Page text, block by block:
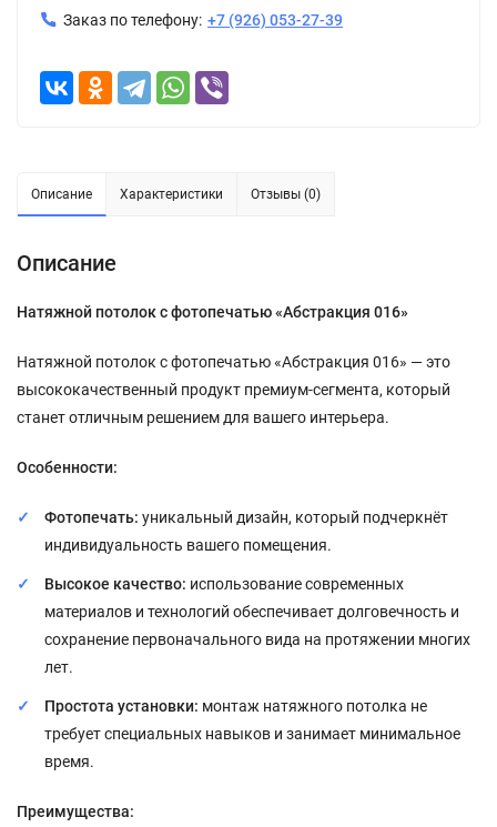
Заказ по телефону: +7 (926) 053-27-39
Описание Характеристики Отзывы (0)
Описание
Натяжной потолок с фотопечатью «Абстракция 016»
Натяжной потолок с фотопечатью «Абстракция 016» — это
высококачественный продукт премиум-сегмента, который
станет отличным решением для вашего интерьера.
Особенности:
Фотопечать: уникальный дизайн, который подчеркнёт
индивидуальность вашего помещения.
Высокое качество: использование современных
материалов и технологий обеспечивает долговечность и
сохранение первоначального вида на протяжении многих
лет.
Простота установки: монтаж натяжного потолка не
требует специальных навыков и занимает минимальное
время.
Преимущества: